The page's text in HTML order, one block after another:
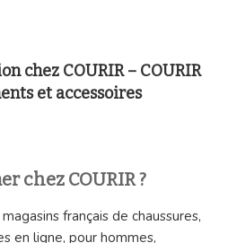
chez COURIR – COURIR
et accessoires
chez COURIR ?
français de chaussures,
en ligne, pour hommes,